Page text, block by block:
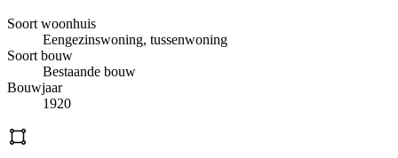
Soort woonhuis
Eengezinswoning, tussenwoning
Soort bouw
Bestaande bouw
Bouwjaar
1920